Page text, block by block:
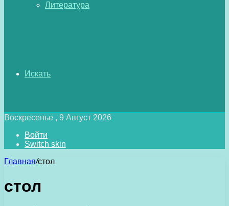
Литература
Искать
Воскресенье , 9 Август 2026
Войти
Switch skin
Главная/стол
стол